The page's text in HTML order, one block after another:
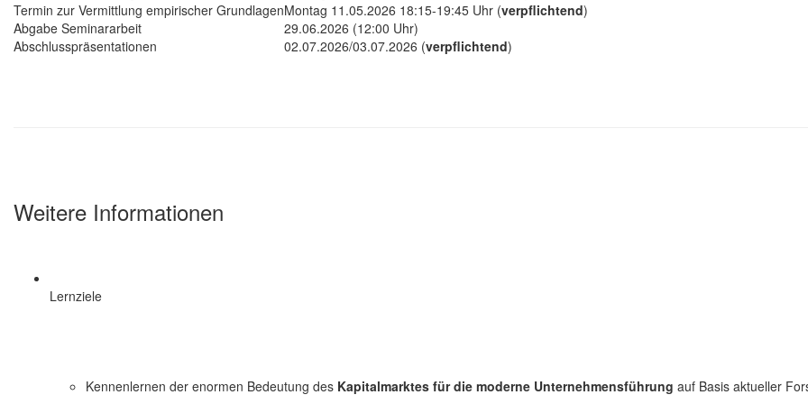
Termin zur Vermittlung empirischer GrundlagenMontag 11.05.2026 18:15-19:45 Uhr (verpflichtend)
Abgabe Seminararbeit
29.06.2026 (12:00 Uhr)
Abschlusspräsentationen
02.07.2026/03.07.2026 (verpflichtend)
Weitere Informationen
Lernziele
Kennenlernen der enormen Bedeutung des Kapitalmarktes für die moderne Unternehmensführung auf Basis aktueller